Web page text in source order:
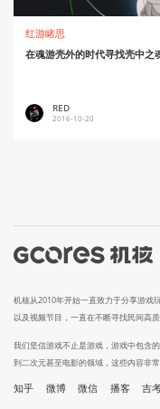
红游睹思
在魂游壳外的时代寻找壳中之
RED
2016-10-20
机核从2010年开始一直致力于分享游戏
以及视频节目，一直在不断寻找民间高质
我们坚信游戏不止是游戏，游戏中包含
到二次元甚至电影的领域，这些内容非
知乎 微博 微信 播客 吉